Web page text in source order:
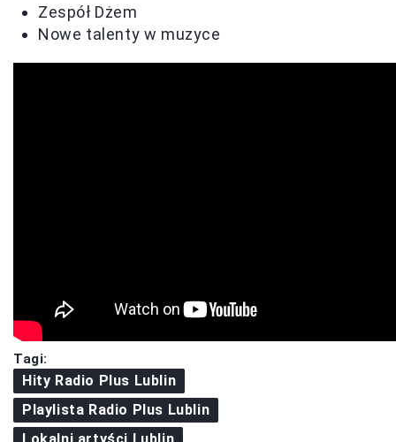
Zespół Dżem
Nowe talenty w muzyce
Tagi:
Hity Radio Plus Lublin
Playlista Radio Plus Lublin
Lokalni artyści Lublin